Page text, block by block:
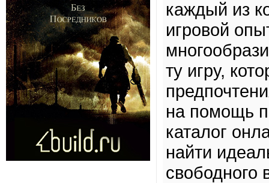
каждый из
игровой
ту игру,
на помощь
каталог
найти
свободного